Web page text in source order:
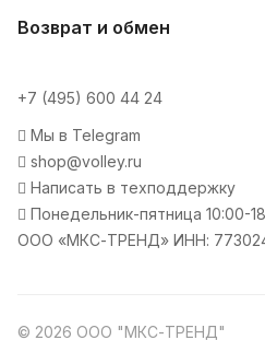
Возврат и обмен
+7 (495) 600 44 24
Мы в Telegram
shop@volley.ru
Написать в техподдержку
Понедельник-пятница 10:00-
ООО «МКС-ТРЕНД» ИНН:
© 2026 ООО "МКС-ТРЕНД"